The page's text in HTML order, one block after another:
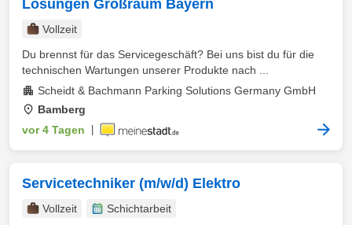
Lösungen Großraum Bayern
Vollzeit
Du brennst für das Servicegeschäft? Bei uns bist du für die
technischen Wartungen unserer Produkte nach ...
Scheidt & Bachmann Parking Solutions Germany GmbH
Bamberg
vor 4 Tagen
Servicetechniker (m/w/d) Elektro
Vollzeit
Schichtarbeit